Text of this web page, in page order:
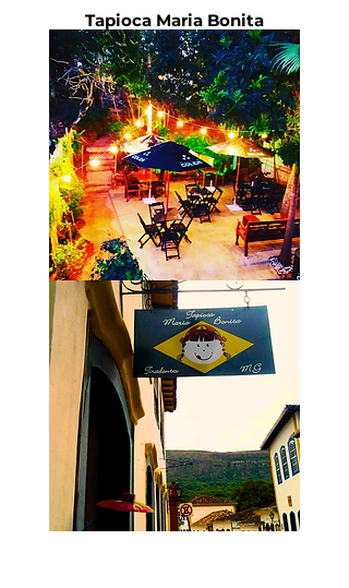
Tapioca Maria Bonita